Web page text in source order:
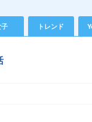
トレンド